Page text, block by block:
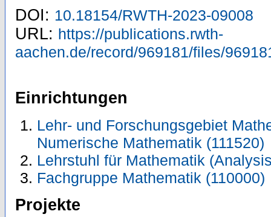
DOI: 10.18154/RWTH-2023-09008
URL: https://publications.rwth-
aachen.de/record/969181/files/
Einrichtungen
Lehr- und Forschungsgebiet
Numerische Mathematik (111520)
Lehrstuhl für Mathematik
Fachgruppe Mathematik (110000)
Projekte